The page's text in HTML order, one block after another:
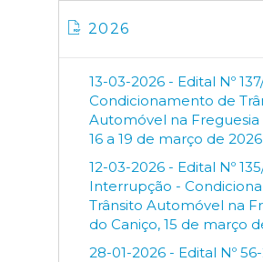
2026
13-03-2026 - Edital Nº
Condicionamento de
Automóvel na Freguesia
16 a 19 de março de 2026
12-03-2026 - Edital Nº
Interrupção -
Trânsito Automóvel na
do Caniço, 15 de março
28-01-2026 - Edital Nº